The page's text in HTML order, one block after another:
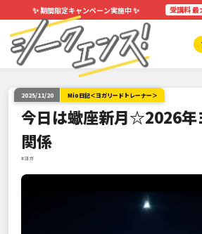
✨期間限定キャンペーン実施中✨ 受講料
2025/11/20 Mio日記＜ヨガリードトレーナー＞
今日は蠍座新月☆2026年
関係
#ヨガ